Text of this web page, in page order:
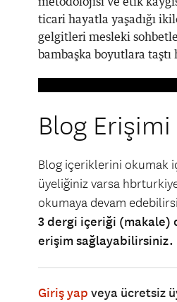
ticari hayatla yaşadığı
gelgitleri mesleki
bambaşka boyutlara
Blog Erişimi
Blog içeriklerini okumak
üyeliğiniz varsa
okumaya devam
3 dergi içeriği (makale)
erişim sağlayabilirsiniz.
Giriş yap veya ücretsiz